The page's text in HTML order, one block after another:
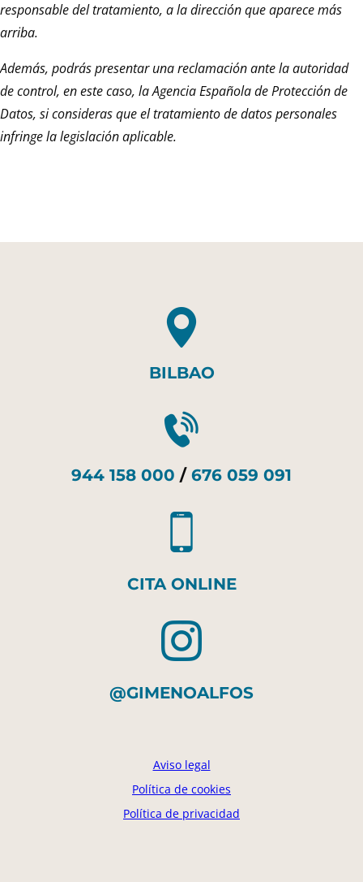
responsable del tratamiento, a la dirección que aparece más
arriba.
Además, podrás presentar una reclamación ante la autoridad
de control, en este caso, la Agencia Española de Protección de
Datos, si consideras que el tratamiento de datos personales
infringe la legislación aplicable.
BILBAO
944 158 000 / 676 059 091
CITA ONLINE
@GIMENOALFOS
Aviso legal
Política de cookies
Política de privacidad